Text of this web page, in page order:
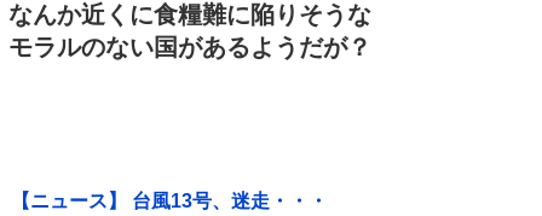
なんか近くに食糧難に陥りそうな
モラルのない国があるようだが？
【ニュース】 台風13号、迷走・・・